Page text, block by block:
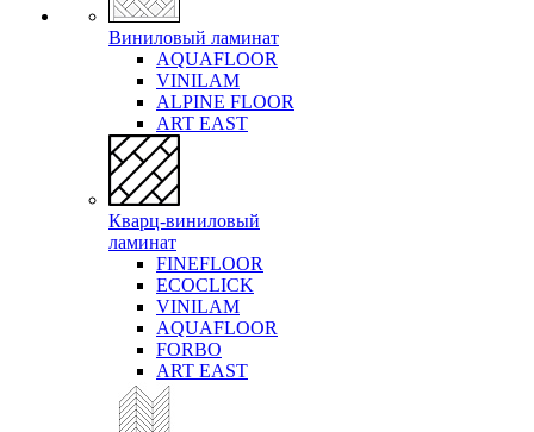
Виниловый ламинат
AQUAFLOOR
VINILAM
ALPINE FLOOR
ART EAST
Кварц-виниловый
ламинат
FINEFLOOR
ECOCLICK
VINILAM
AQUAFLOOR
FORBO
ART EAST